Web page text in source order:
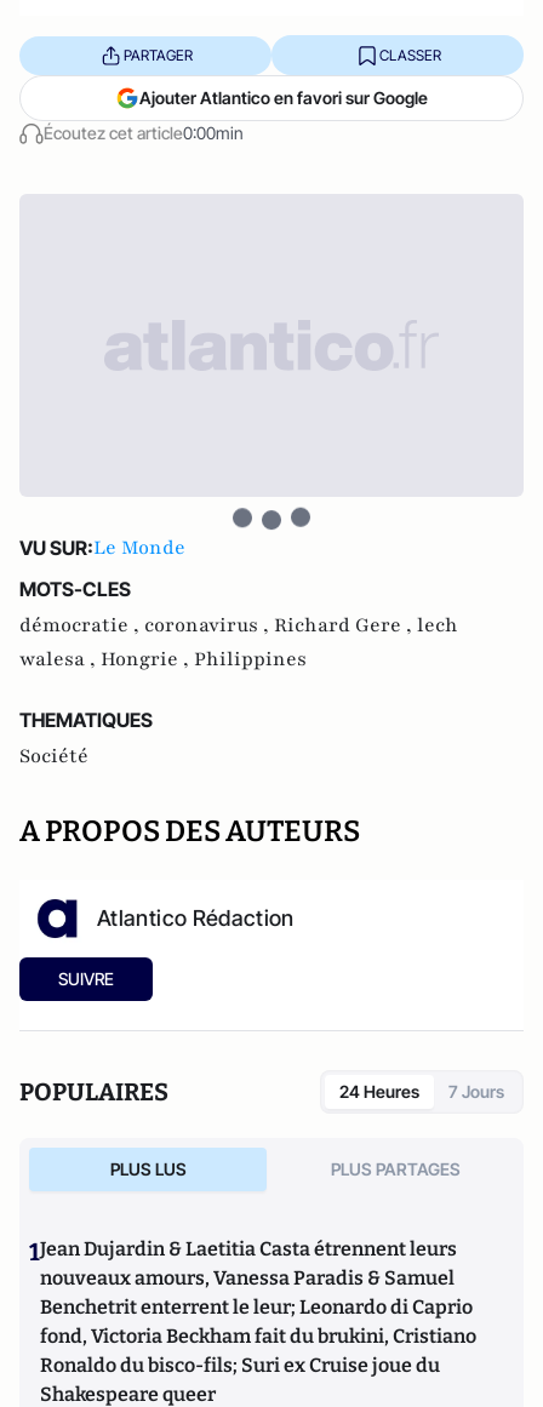
Écoutez cet article0:00min
PARTAGER CLASSER
Ajouter Atlantico en favori sur Google
VU SUR:Le Monde
MOTS-CLES
démocratie , coronavirus , Richard Gere , lech
walesa , Hongrie , Philippines
THEMATIQUES
Société
A PROPOS DES AUTEURS
Atlantico Rédaction
SUIVRE
POPULAIRES 24 Heures 7 Jours
PLUS LUS PLUS PARTAGES
1Jean Dujardin & Laetitia Casta étrennent leurs
nouveaux amours, Vanessa Paradis & Samuel
Benchetrit enterrent le leur; Leonardo di Caprio
fond, Victoria Beckham fait du brukini, Cristiano
Ronaldo du bisco-fils; Suri ex Cruise joue du
Shakespeare queer